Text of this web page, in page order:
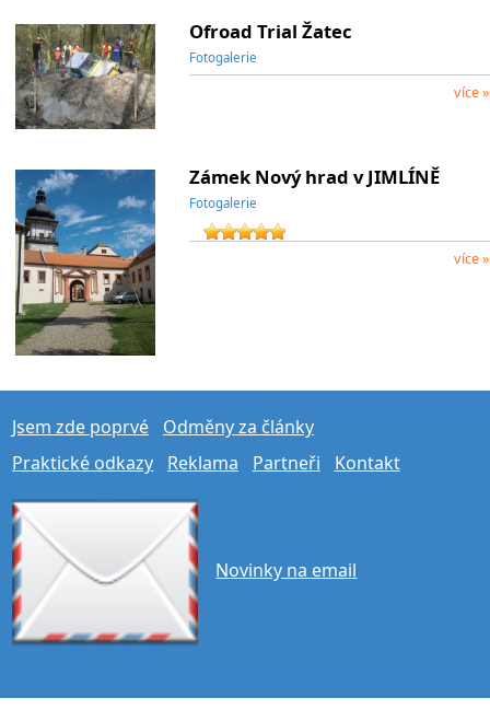
Ofroad Trial Žatec
Fotogalerie
více »
Zámek Nový hrad v JIMLÍNĚ
Fotogalerie
více »
Jsem zde poprvé
Odměny za články
Praktické odkazy
Reklama Partneři Kontakt
Novinky na email